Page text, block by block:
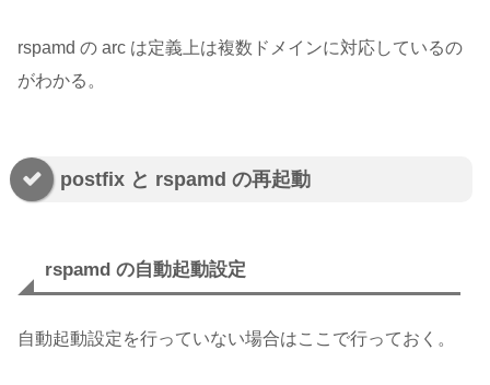
rspamd の arc は定義上は複数ドメインに対応しているの
がわかる。
postfix と rspamd の再起動
rspamd の自動起動設定
自動起動設定を行っていない場合はここで行っておく。